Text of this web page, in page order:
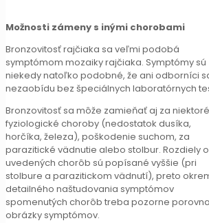
Možnosti zámeny s inými chorobami
Bronzovitosť rajčiaka sa veľmi podobá
symptómom mozaiky rajčiaka. Symptómy sú
niekedy natoľko podobné, že ani odborníci
nezaobídu bez špeciálnych laboratórnych
Bronzovitosť sa môže zamieňať aj za niektoré
fyziologické choroby (nedostatok dusíka,
horčíka, železa), poškodenie suchom, za
parazitické vädnutie alebo stolbur. Rozdiely
uvedených chorôb sú popísané vyššie (pri
stolbure a parazitickom vädnutí), preto
detailného naštudovania symptómov
spomenutých chorôb treba pozorne
obrázky symptómov.